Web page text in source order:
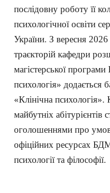
послідовну роботу її
психологічної освіти
України. З вересня 2026
траєкторій кафедри
магістерської
психологія» додається
«Клінічна
майбутніх абітурієнтів
оголошеннями про
офіційних ресурсах
психології та філософії.